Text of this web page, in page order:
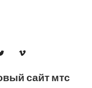
сайт мтс